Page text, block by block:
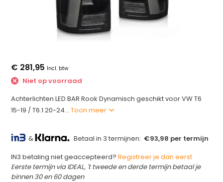
€ 281,95 Incl. btw
Niet op voorraad
Achterlichten LED BAR Rook Dynamisch geschikt voor VW T6
15-19 / T6.1 20-24...Toon meer
& Betaal in 3 termijnen: €93,98 per termijn
IN3 betaling niet geaccepteerd?Registreer je dan eerst
Eerste termijn via IDEAL, 't tweede en derde termijn betaal je
binnen 30 en 60 dagen